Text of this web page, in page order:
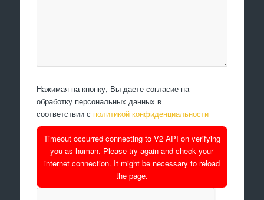
Нажимая на кнопку, Вы даете согласие на
обработку персональных данных в
соответствии с политикой конфиденциальности
Timeout occurred connecting to V2 API on verifying
you as human. Please try again and check your
internet connection. It might be necessary to reload
the page.